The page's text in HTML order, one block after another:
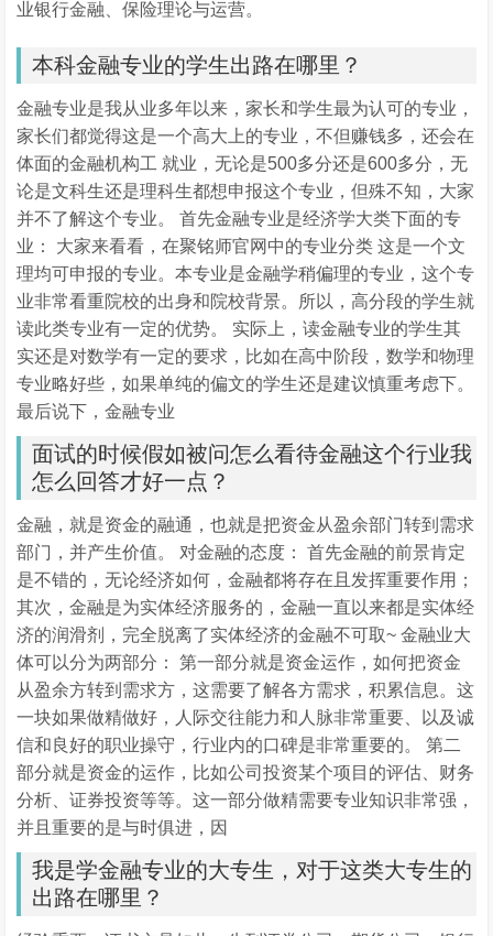
业银行金融、保险理论与运营。
本科金融专业的学生出路在哪里？
金融专业是我从业多年以来，家长和学生最为认可的专业，
家长们都觉得这是一个高大上的专业，不但赚钱多，还会在
体面的金融机构工 就业，无论是500多分还是600多分，无
论是文科生还是理科生都想申报这个专业，但殊不知，大家
并不了解这个专业。 首先金融专业是经济学大类下面的专
业： 大家来看看，在聚铭师官网中的专业分类 这是一个文
理均可申报的专业。本专业是金融学稍偏理的专业，这个专
业非常看重院校的出身和院校背景。所以，高分段的学生就
读此类专业有一定的优势。 实际上，读金融专业的学生其
实还是对数学有一定的要求，比如在高中阶段，数学和物理
专业略好些，如果单纯的偏文的学生还是建议慎重考虑下。
最后说下，金融专业
面试的时候假如被问怎么看待金融这个行业我
怎么回答才好一点？
金融，就是资金的融通，也就是把资金从盈余部门转到需求
部门，并产生价值。 对金融的态度： 首先金融的前景肯定
是不错的，无论经济如何，金融都将存在且发挥重要作用；
其次，金融是为实体经济服务的，金融一直以来都是实体经
济的润滑剂，完全脱离了实体经济的金融不可取~ 金融业大
体可以分为两部分： 第一部分就是资金运作，如何把资金
从盈余方转到需求方，这需要了解各方需求，积累信息。这
一块如果做精做好，人际交往能力和人脉非常重要、以及诚
信和良好的职业操守，行业内的口碑是非常重要的。 第二
部分就是资金的运作，比如公司投资某个项目的评估、财务
分析、证券投资等等。这一部分做精需要专业知识非常强，
并且重要的是与时俱进，因
我是学金融专业的大专生，对于这类大专生的
出路在哪里？